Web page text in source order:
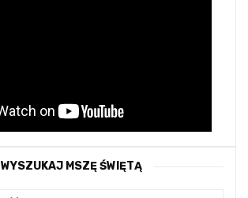
WYSZUKAJ MSZĘ ŚWIĘTĄ